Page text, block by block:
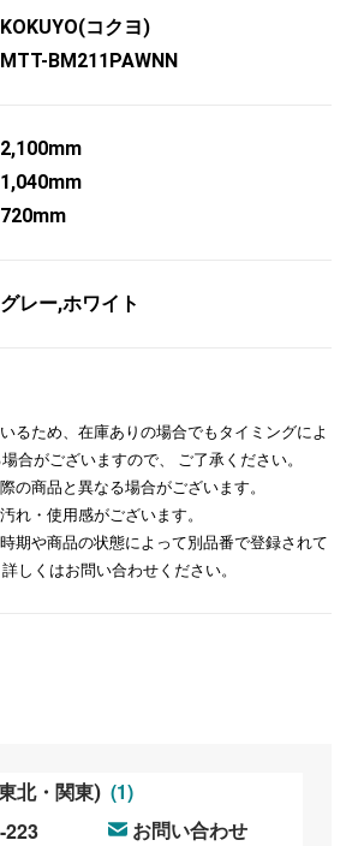
KOKUYO(コクヨ)
MTT-BM211PAWNN
2,100mm
1,040mm
720mm
グレー,ホワイト
るため、在庫ありの場合でもタイミングによ
合がございますので、 ご了承ください。
の商品と異なる場合がございます。
れ・使用感がございます。
期や商品の状態によって別品番で登録されて
しくはお問い合わせください。
北・関東) (1)
223
お問い合わせ